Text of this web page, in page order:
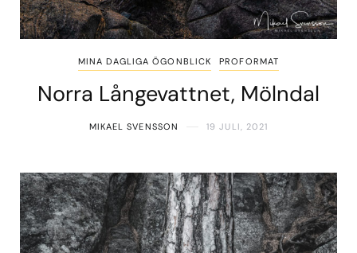
MINA DAGLIGA ÖGONBLICK PROFORMAT
Norra Långevattnet, Mölndal
MIKAEL SVENSSON 19 JULI, 2021